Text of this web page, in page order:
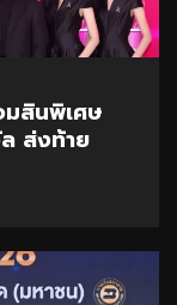
สินพิเศษ
ส่งท้าย